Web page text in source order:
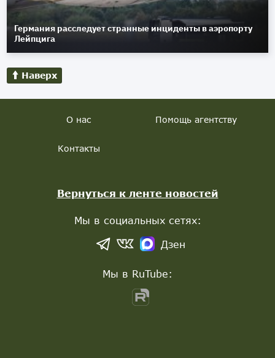
Германия расследует странные инциденты в аэропорту
Лейпцига
Наверх
О нас Помощь агентству
Контакты
Вернуться к ленте новостей
Мы в социальных сетях:
Дзен
Мы в RuTube: